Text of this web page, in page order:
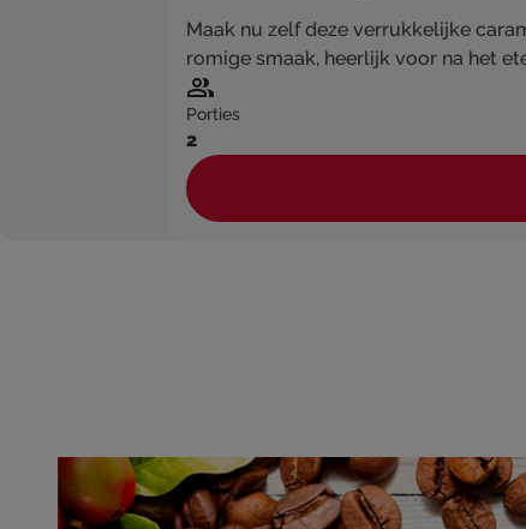
Maak nu zelf deze verrukkelijke
romige smaak, heerlijk voor na het
Porties
2